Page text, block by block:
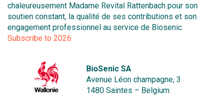
chaleureusement Madame Revital Rattenbach pour son
soutien constant, la qualité de ses contributions et son
engagement professionnel au service de Biosenic.
Subscribe to 2026
BioSenic SA
Avenue Léon champagne, 3
1480 Saintes – Belgium